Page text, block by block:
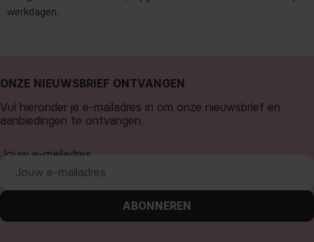
werkdagen.
ONZE NIEUWSBRIEF ONTVANGEN
Vul hieronder je e-mailadres in om onze nieuwsbrief en
aanbiedingen te ontvangen.
Jouw e-mailadres
ABONNEREN